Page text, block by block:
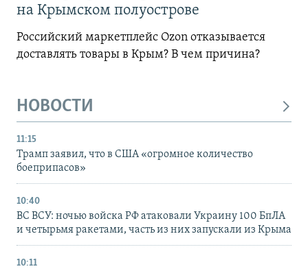
на Крымском полуострове
Российский маркетплейс Ozon отказывается
доставлять товары в Крым? В чем причина?
НОВОСТИ
11:15
Трамп заявил, что в США «огромное количество
боеприпасов»
10:40
ВС ВСУ: ночью войска РФ атаковали Украину 100 БпЛА
и четырьмя ракетами, часть из них запускали из Крыма
10:11